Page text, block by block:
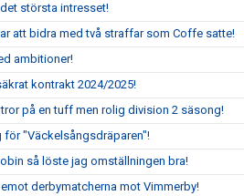
största intresset!
att bidra med två straffar som Coffe satte!
ambitioner!
kontrakt 2024/2025!
på en tuff men rolig division 2 säsong!
för "Väckelsångsdräparen"!
så löste jag omställningen bra!
derbymatcherna mot Vimmerby!